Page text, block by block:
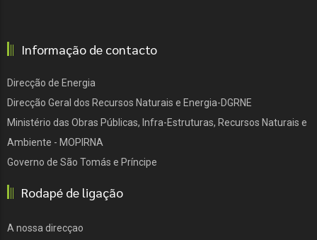
Informação de contacto
Direcção de Energia
Direcção Geral dos Recursos Naturais e Energia-DGRNE
Ministério das Obras Públicas, Infra-Estruturas, Recursos Naturais e
Ambiente - MOPIRNA
Governo de São Tomás e Príncipe
Rodapé de ligação
A nossa direcçao